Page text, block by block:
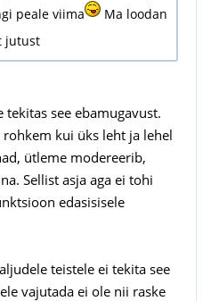
peale viima
Ma loodan
jutust
see ebamugavust.
kui üks leht ja lehel
ütleme modereerib,
Sellist asja aga ei tohi
edasisisele
teistele ei tekita see
vajutada ei ole nii raske